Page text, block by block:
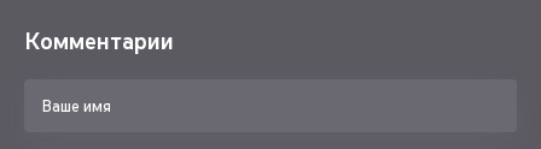
Комментарии